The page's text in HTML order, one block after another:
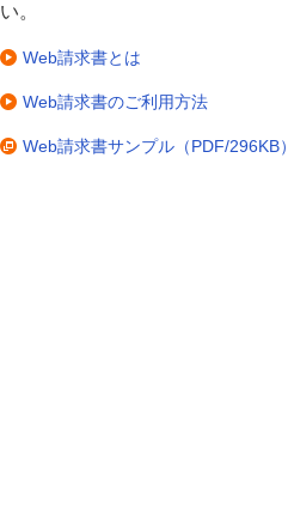
い。
Web請求書とは
Web請求書のご利用方法
Web請求書サンプル（PDF/296KB）